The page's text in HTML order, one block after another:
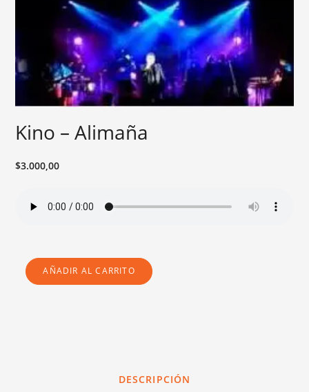
Kino – Alimaña
$3.000,00
KINO AÑADIR AL CARRITO
DESCRIPCIÓN